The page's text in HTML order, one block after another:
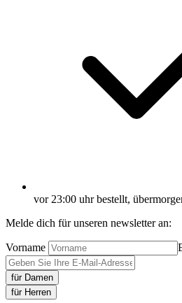
vor 23:00 uhr bestellt,
Melde dich für unseren newsletter an:
Vorname
für Damen
für Herren